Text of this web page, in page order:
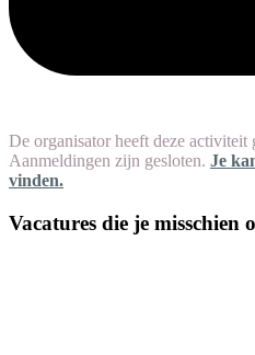
De organisator heeft deze activiteit
Aanmeldingen zijn gesloten. Je
vinden.
Vacatures die je misschien